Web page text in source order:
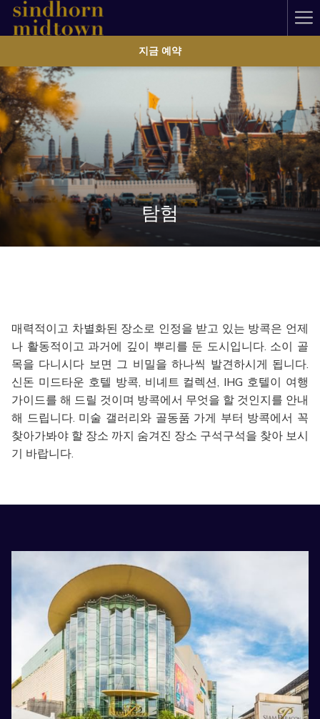
지금 예약
탐험
매력적이고 차별화된 장소로 인정을 받고 있는 방콕은 언제
나 활동적이고 과거에 깊이 뿌리를 둔 도시입니다. 소이 골
목을 다니시다 보면 그 비밀을 하나씩 발견하시게 됩니다.
신돈 미드타운 호텔 방콕, 비녜트 컬렉션, IHG 호텔이 여행
가이드를 해 드릴 것이며 방콕에서 무엇을 할 것인지를 안내
해 드립니다. 미술 갤러리와 골동품 가게 부터 방콕에서 꼭
찾아가봐야 할 장소 까지 숨겨진 장소 구석구석을 찾아 보시
기 바랍니다.